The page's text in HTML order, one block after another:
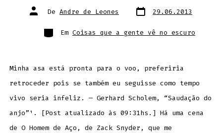
Autor
do De Andre de Leones Data
do
29.06.2013
Categorias
Em Coisas que a gente vê no escuro
Minha asa está pronta para o voo, preferiria
retroceder pois se também eu seguisse como tempo
vivo seria infeliz. — Gerhard Scholem, “Saudação do
anjo”¹. [Post atualizado às 09:31hs.] Há uma cena
de O Homem de Aço, de Zack Snyder, que me